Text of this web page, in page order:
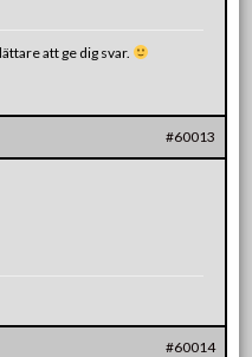
att ge dig svar.
#60013
#60014